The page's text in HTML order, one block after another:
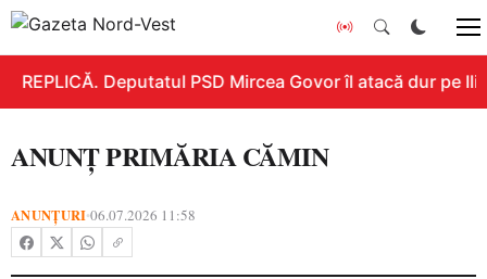
REPLICĂ. Deputatul PSD Mircea Govor îl atacă dur pe
ANUNȚ PRIMĂRIA CĂMIN
ANUNȚURI•06.07.2026 11:58